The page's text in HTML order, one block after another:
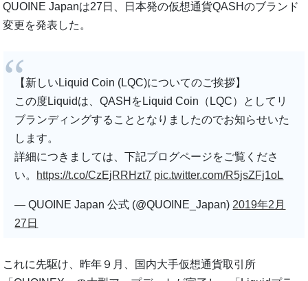
QUOINE Japanは27日、日本発の仮想通貨QASHのブランド
変更を発表した。
【新しいLiquid Coin (LQC)についてのご挨拶】
この度Liquidは、QASHをLiquid Coin（LQC）としてリ
ブランディングすることとなりましたのでお知らせいた
します。
詳細につきましては、下記ブログページをご覧くださ
い。 https://t.co/CzEjRRHzt7 pic.twitter.com/R5jsZFj1oL
— QUOINE Japan 公式 (@QUOINE_Japan) 2019年2月
27日
これに先駆け、昨年９月、国内大手仮想通貨取引所